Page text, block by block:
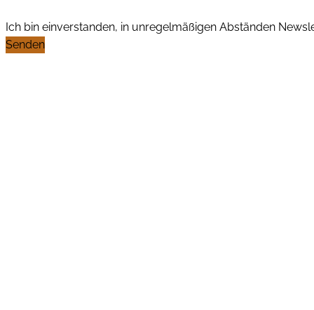
Ich bin einverstanden, in unregelmäßigen Abständen
Senden